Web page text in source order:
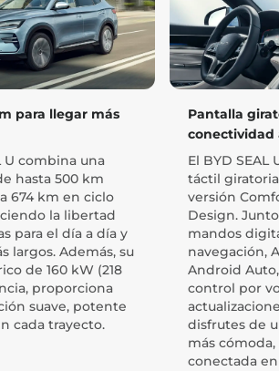
para llegar más
U combina una
hasta 500 km
674 km en ciclo
la libertad
para el día a día y
largos. Además, su
de 160 kW (218
proporciona
suave, potente
cada trayecto.
Pantalla
conectividad
El BYD
táctil giratoria
versión
Design.
mandos
navegación,
Android
control por
disfrutes de
más
conectada